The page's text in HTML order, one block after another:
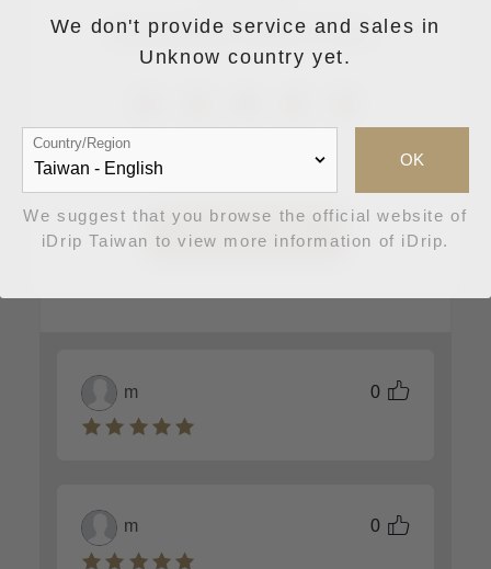
說說您使用此手法喝到了什麼！
登入留下評論
0
m
0
m
We don't provide service and sales in
Unknow country yet.
Country/Region
OK
We suggest that you browse the official website of
iDrip Taiwan to view more information of iDrip.